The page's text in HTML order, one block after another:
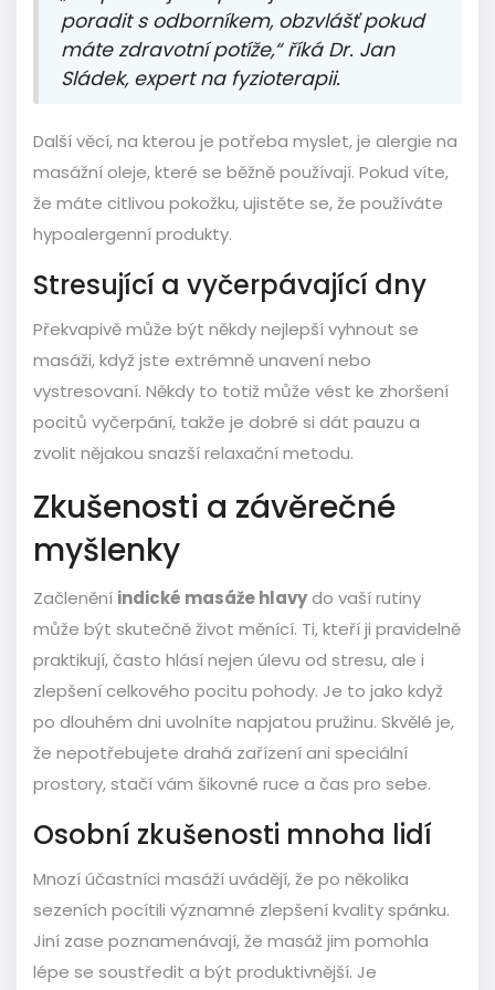
poradit s odborníkem, obzvlášť pokud
máte zdravotní potíže,“ říká Dr. Jan
Sládek, expert na fyzioterapii.
Další věcí, na kterou je potřeba myslet, je alergie na
masážní oleje, které se běžně používají. Pokud víte,
že máte citlivou pokožku, ujistěte se, že používáte
hypoalergenní produkty.
Stresující a vyčerpávající dny
Překvapivě může být někdy nejlepší vyhnout se
masáži, když jste extrémně unavení nebo
vystresovaní. Někdy to totiž může vést ke zhoršení
pocitů vyčerpání, takže je dobré si dát pauzu a
zvolit nějakou snazší relaxační metodu.
Zkušenosti a závěrečné
myšlenky
Začlenění indické masáže hlavydo vaší rutiny
může být skutečně život měnící. Ti, kteří ji pravidelně
praktikují, často hlásí nejen úlevu od stresu, ale i
zlepšení celkového pocitu pohody. Je to jako když
po dlouhém dni uvolníte napjatou pružinu. Skvělé je,
že nepotřebujete drahá zařízení ani speciální
prostory, stačí vám šikovné ruce a čas pro sebe.
Osobní zkušenosti mnoha lidí
Mnozí účastníci masáží uvádějí, že po několika
sezeních pocítili významné zlepšení kvality spánku.
Jiní zase poznamenávají, že masáž jim pomohla
lépe se soustředit a být produktivnější. Je